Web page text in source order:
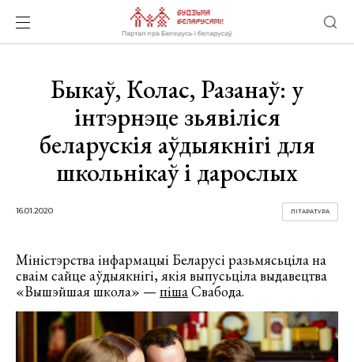
Быкаў, Колас, Разанаў: у
інтэрнэце зьявіліся
беларускія аўдыякнігі для
школьнікаў і дарослых
16.01.2020 ЛІТАРАТУРА
Міністэрства інфармацыі Беларусі разьмясьціла на
сваім сайце аўдыякнігі, якія выпусьціла выдавецтва
«Вышэйшая школа» —пішаСвабода.